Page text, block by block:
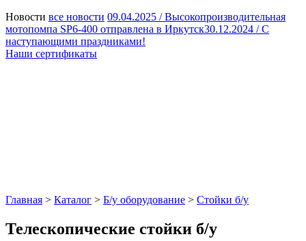
Новости все новости 09.04.2025 /Высокопроизводительная
мотопомпа SP6-400 отправлена в Иркутск30.12.2024 /С
наступающими праздниками!
Наши сертификаты
Главная > Каталог > Б/у оборудование > Стойки б/у
Телескопические стойки б/у